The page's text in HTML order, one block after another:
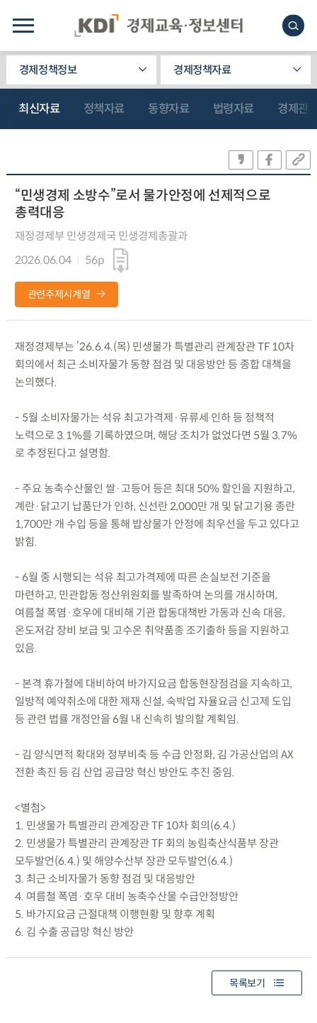
경제정책정보 경제정책자료
최신자료 정책자료 동향자료 법령자료 경제관
“민생경제 소방수”로서 물가안정에 선제적으로
총력대응
재정경제부 민생경제국 민생경제총괄과
2026.06.04
56p
관련주제시계열
재정경제부는 ’26.6.4.(목) 민생물가 특별관리 관계장관 TF 10차
회의에서 최근 소비자물가 동향 점검 및 대응방안 등 종합 대책을
논의했다.
- 5월 소비자물가는 석유 최고가격제·유류세 인하 등 정책적
노력으로 3.1%를 기록하였으며, 해당 조치가 없었다면 5월 3.7%
로 추정된다고 설명함.
- 주요 농축수산물인 쌀·고등어 등은 최대 50% 할인을 지원하고,
계란·닭고기 납품단가 인하, 신선란 2,000만 개 및 닭고기용 종란
1,700만 개 수입 등을 통해 밥상물가 안정에 최우선을 두고 있다고
밝힘.
- 6월 중 시행되는 석유 최고가격제에 따른 손실보전 기준을
마련하고, 민관합동 정산위원회를 발족하여 논의를 개시하며,
여름철 폭염·호우에 대비해 기관 합동대책반 가동과 신속 대응,
온도저감 장비 보급 및 고수온 취약품종 조기출하 등을 지원하고
있음.
- 본격 휴가철에 대비하여 바가지요금 합동현장점검을 지속하고,
일방적 예약취소에 대한 제재 신설, 숙박업 자율요금 신고제 도입
등 관련 법률 개정안을 6월 내 신속히 발의할 계획임.
- 김 양식면적 확대와 정부비축 등 수급 안정화, 김 가공산업의 AX
전환 촉진 등 김 산업 공급망 혁신 방안도 추진 중임.
<별첨>
1. 민생물가 특별관리 관계장관 TF 10차 회의(6.4.)
2. 민생물가 특별관리 관계장관 TF 회의 농림축산식품부 장관
모두발언(6.4.) 및 해양수산부 장관 모두발언(6.4.)
3. 최근 소비자물가 동향 점검 및 대응방안
4. 여름철 폭염·호우 대비 농축수산물 수급안정방안
5. 바가지요금 근절대책 이행현황 및 향후 계획
6. 김 수출 공급망 혁신 방안
목록보기